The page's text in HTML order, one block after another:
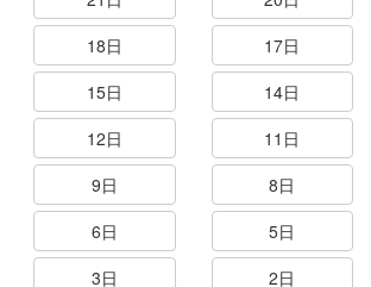
18日
17日
15日
14日
12日
11日
9日
8日
6日
5日
3日
2日